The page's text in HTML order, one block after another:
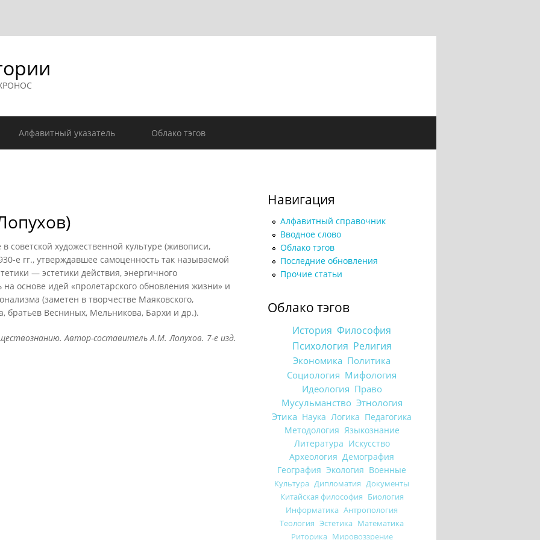
Алфавитный указатель Облако тэгов
художественной культуре (живописи,
е гг., утверждавшее самоценность так называемой
— эстетики действия, энергичного
на основе идей «пролетарского обновления жизни» и
(заметен в творчестве Маяковского,
братьев Весниных, Мельникова, Бархи и др.).
Автор-составитель А.М. Лопухов. 7-е изд.
Навигация
Алфавитный справочник
Вводное слово
Облако тэгов
Последние обновления
Прочие статьи
Облако тэгов
История Философия
Психология Религия
Экономика Политика
Социология Мифология
Идеология Право
Мусульманство Этнология
Этика Наука Логика Педагогика
Методология Языкознание
Литература Искусство
Археология Демография
География Экология Военные
Культура Дипломатия Документы
Китайская философия Биология
Информатика Антропология
Теология Эстетика Математика
Риторика Мировоззрение